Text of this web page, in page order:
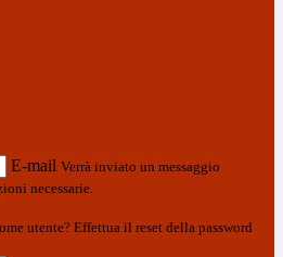
E-mail Verrà inviato un messaggio
necessarie.
utente? Effettua il reset della password